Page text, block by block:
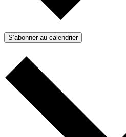
S’abonner au calendrier